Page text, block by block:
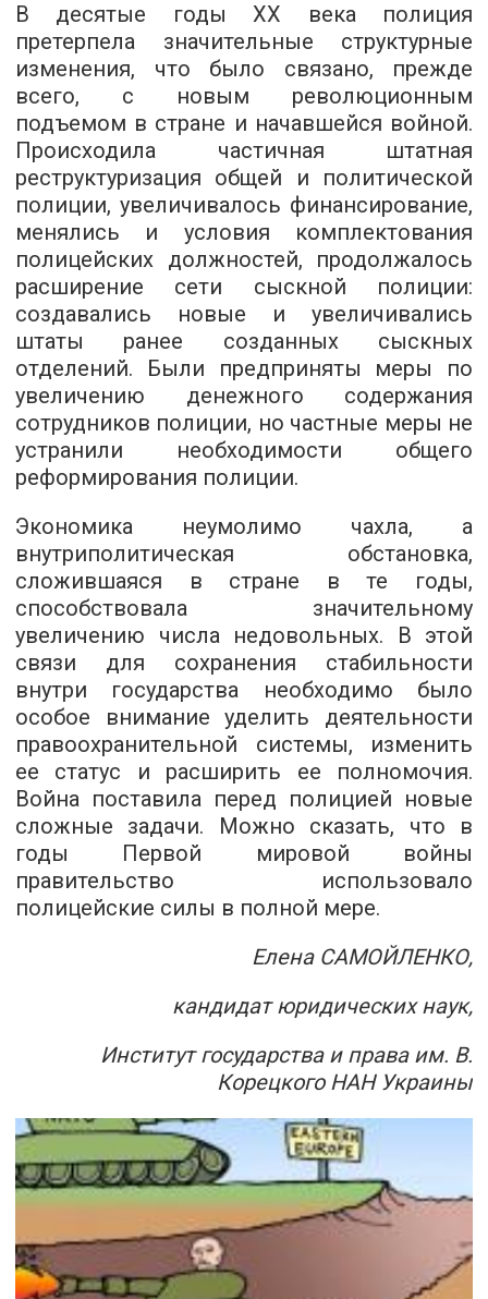
В десятые годы ХХ века полиция
претерпела значительные структурные
изменения, что было связано, прежде
всего, с новым революционным
подъемом в стране и начавшейся войной.
Происходила частичная штатная
реструктуризация общей и политической
полиции, увеличивалось финансирование,
менялись и условия комплектования
полицейских должностей, продолжалось
расширение сети сыскной полиции:
создавались новые и увеличивались
штаты ранее созданных сыскных
отделений. Были предприняты меры по
увеличению денежного содержания
сотрудников полиции, но частные меры не
устранили необходимости общего
реформирования полиции.
Экономика неумолимо чахла, а
внутриполитическая обстановка,
сложившаяся в стране в те годы,
способствовала значительному
увеличению числа недовольных. В этой
связи для сохранения стабильности
внутри государства необходимо было
особое внимание уделить деятельности
правоохранительной системы, изменить
ее статус и расширить ее полномочия.
Война поставила перед полицией новые
сложные задачи. Можно сказать, что в
годы Первой мировой войны
правительство использовало
полицейские силы в полной мере.
Елена САМОЙЛЕНКО,
кандидат юридических наук,
Институт государства и права им. В.
Корецкого НАН Украины